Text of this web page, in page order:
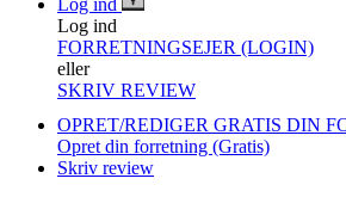
Log ind
Log ind
FORRETNINGSEJER (LOGIN)
eller
SKRIV REVIEW
OPRET/REDIGER GRATIS DIN
Opret din forretning (Gratis)
Skriv review